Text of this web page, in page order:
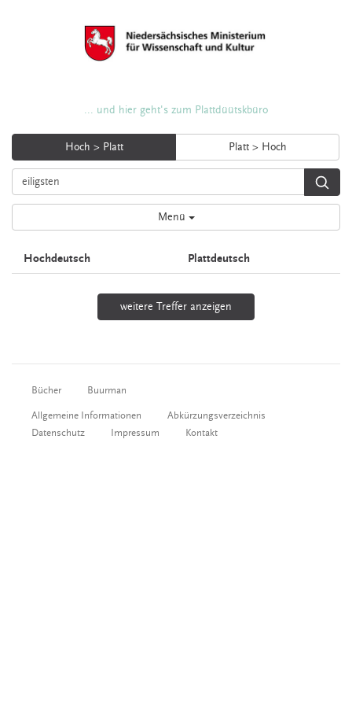
... und hier geht's zum Plattdüütskbüro
Hoch > Platt Platt > Hoch
Menü
Hochdeutsch Plattdeutsch
weitere Treffer anzeigen
Bücher Buurman
Allgemeine Informationen
Abkürzungsverzeichnis
Datenschutz
Impressum Kontakt